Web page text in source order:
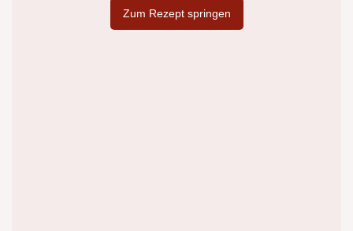
Zum Rezept springen